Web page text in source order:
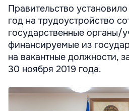
Правительство
год на трудоустройство
государственные органы/
финансируемые из
на вакантные должности,
30 ноября 2019 года.